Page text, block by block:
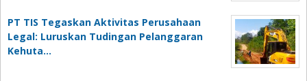
PT TIS Tegaskan Aktivitas Perusahaan
Legal: Luruskan Tudingan Pelanggaran
Kehuta…